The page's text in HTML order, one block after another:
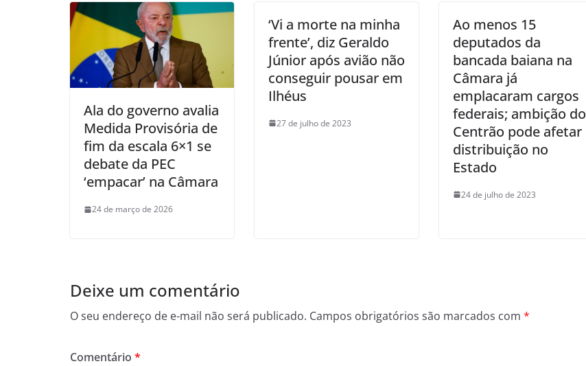
Ala do governo avalia
Medida Provisória de
fim da escala 6×1 se
debate da PEC
‘empacar’ na Câmara
24 de março de 2026
‘Vi a morte na minha
frente’, diz Geraldo
Júnior após avião não
conseguir pousar em
Ilhéus
27 de julho de 2023
Ao menos 15
deputados da
bancada baiana na
Câmara já
emplacaram cargos
federais; ambição do
Centrão pode afetar
distribuição no
Estado
24 de julho de 2023
Deixe um comentário
O seu endereço de e-mail não será publicado. Campos obrigatórios são marcados com *
Comentário *